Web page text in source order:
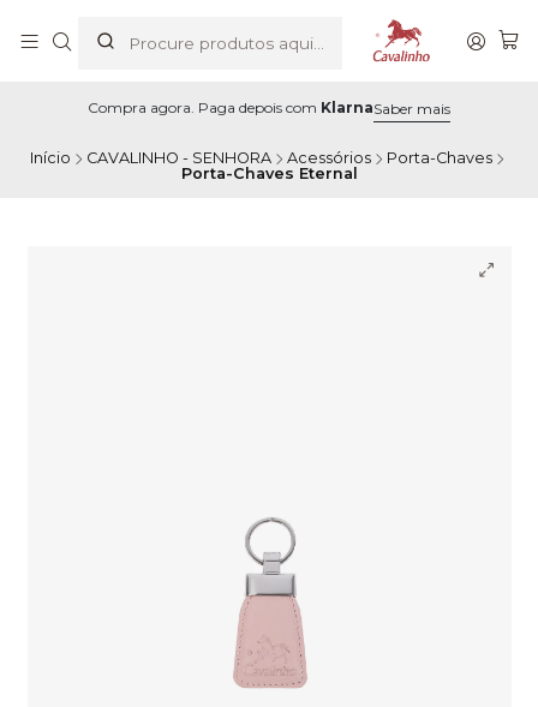
Compra agora. Paga depois com KlarnaSaber mais
Início CAVALINHO - SENHORA Acessórios
Porta-Chaves
Porta-Chaves Eternal